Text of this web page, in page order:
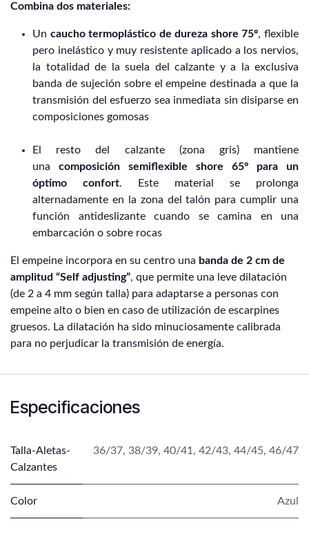
Combina dos materiales:
Un caucho termoplástico de dureza shore 75º, flexible
pero inelástico y muy resistente aplicado a los nervios,
la totalidad de la suela del calzante y a la exclusiva
banda de sujeción sobre el empeine destinada a que la
transmisión del esfuerzo sea inmediata sin disiparse en
composiciones gomosas
El resto del calzante (zona gris) mantiene
una composición semiflexible shore 65º para un
óptimo confort. Este material se prolonga
alternadamente en la zona del talón para cumplir una
función antideslizante cuando se camina en una
embarcación o sobre rocas
El empeine incorpora en su centro una banda de 2 cm de
amplitud “Self adjusting”, que permite una leve dilatación
(de 2 a 4 mm según talla) para adaptarse a personas con
empeine alto o bien en caso de utilización de escarpines
gruesos. La dilatación ha sido minuciosamente calibrada
para no perjudicar la transmisión de energía.
Especificaciones
Talla-Aletas-
Calzantes
36/37, 38/39, 40/41, 42/43, 44/45, 46/47
Color Azul